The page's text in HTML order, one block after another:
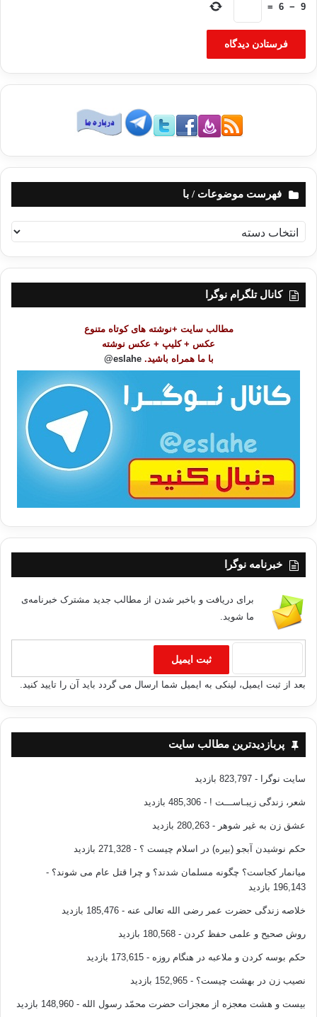
ها به درگیری میان طرفداران “محمد مرسی” رئیس جمهور برکنار
شدند.
تمایل اخوان المسلمین به طرح پیشنهادی اندیشمندان
طرح پیشنهادی اندیشمندان مصری
کپی آدرس
9
−
6
=
فهرست موضوعات / با
ه
ر
کانال تلگرام نوگرا
مطالب سایت +نوشته های کوتاه متنوع
عکس + کلیپ + عکس نوشته
با ما همراه باشید. eslahe@
خبرنامه نوگرا
برای دریافت و باخبر شدن از مطالب جدید مشترک خبرنامه‌ی
ما شوید.
بعد از ثبت ایمیل، لینکی به ایمیل شما ارسال می گردد باید آن را تایید کنید.
پربازدیدترین مطالب سایت
سایت نوگرا - 823,797 بازدید
شعر، زندگی زیبـاســـت ! - 485,306 بازدید
عشق زن به غیر شوهر - 280,263 بازدید
حکم نوشیدن آبجو (بیره) در اسلام چیست ؟ - 271,328 بازدید
میانمار کجاست؟ چگونه مسلمان شدند؟ و چرا قتل عام می شوند؟ -
196,143 بازدید
خلاصه زندگی حضرت عمر رضی الله تعالی عنه - 185,476 بازدید
روش صحیح و علمی حفظ کردن - 180,568 بازدید
حکم بوسه کردن و ملاعبه در هنگام روزه - 173,615 بازدید
نصیب زن در بهشت چیست؟ - 152,965 بازدید
بیست و هشت معجزه از معجزات حضرت محمّد رسول الله - 148,960 بازدید